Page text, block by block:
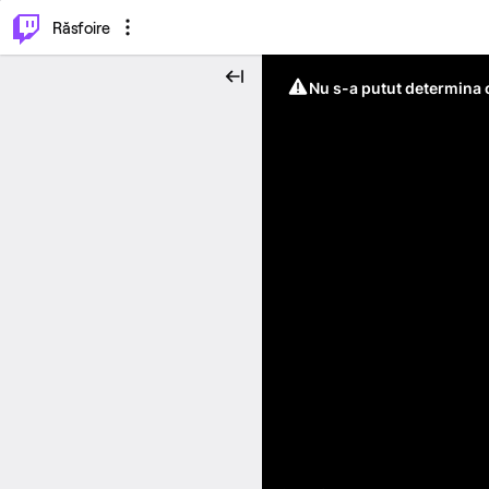
Răsfoire
Nu s-a putut